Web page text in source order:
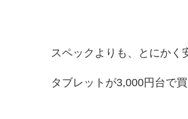
スペックよりも、とにかく
タブレットが3,000円台で